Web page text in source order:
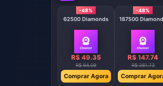
-48%
62500 Diamonds
R$ 49.35
R$ 94.09
Comprar Agora
-48%
187500
R$ 147.74
R$ 281.73
Comprar